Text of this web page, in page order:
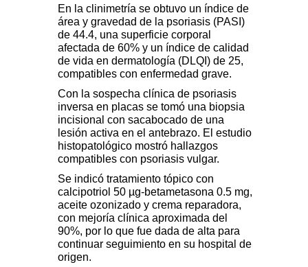
En la clinimetría se obtuvo un índice de
área y gravedad de la psoriasis (PASI)
de 44.4, una superficie corporal
afectada de 60% y un índice de calidad
de vida en dermatología (DLQI) de 25,
compatibles con enfermedad grave.
Con la sospecha clínica de psoriasis
inversa en placas se tomó una biopsia
incisional con sacabocado de una
lesión activa en el antebrazo. El estudio
histopatológico mostró hallazgos
compatibles con psoriasis vulgar.
Se indicó tratamiento tópico con
calcipotriol 50 µg-betametasona 0.5 mg,
aceite ozonizado y crema reparadora,
con mejoría clínica aproximada del
90%, por lo que fue dada de alta para
continuar seguimiento en su hospital de
origen.